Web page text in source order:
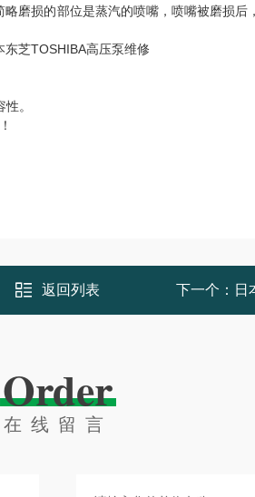
磨损的部位是蒸汽的喷嘴，喷嘴被磨损
。
返回列表 下一个： 日
Order
在线留言